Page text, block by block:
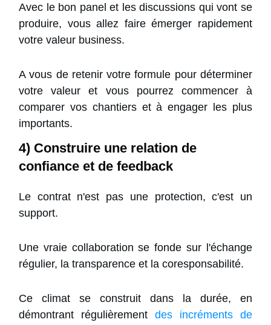
Avec le bon panel et les discussions qui vont se
produire, vous allez faire émerger rapidement
votre valeur business.
A vous de retenir votre formule pour déterminer
votre valeur et vous pourrez commencer à
comparer vos chantiers et à engager les plus
importants.
4) Construire une relation de
confiance et de feedback
Le contrat n'est pas une protection, c'est un
support.
Une vraie collaboration se fonde sur l'échange
régulier, la transparence et la coresponsabilité.
Ce climat se construit dans la durée, en
démontrant régulièrement des incréments de